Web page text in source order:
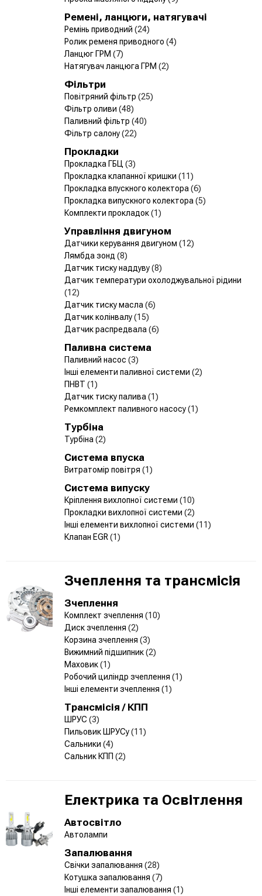
Ремені, ланцюги, натягувачі
Ремінь приводний (24)
Ролик ременя приводного (4)
Ланцюг ГРМ (7)
Натягувач ланцюга ГРМ (2)
Фільтри
Повітряний фільтр (25)
Фільтр оливи (48)
Паливний фільтр (40)
Фільтр салону(22)
Прокладки
Прокладка ГБЦ (3)
Прокладка клапанної кришки (11)
Прокладка впускного колектора (6)
Прокладка випускного колектора (5)
Комплекти прокладок(1)
Управління двигуном
Датчики керування двигуном (12)
Лямбда зонд (8)
Датчик тиску наддуву(8)
Датчик температури охолоджувальної рідини
(12)
Датчик тиску масла (6)
Датчик колінвалу(15)
Датчик распредвала (6)
Паливна система
Паливний насос (3)
Інші елементи паливної системи (2)
ПНВТ (1)
Датчик тиску палива (1)
Ремкомплект паливного насосу(1)
Турбіна
Турбіна (2)
Система впуска
Витратомір повітря (1)
Система випуску
Кріплення вихлопної системи (10)
Прокладки вихлопної системи (2)
Інші елементи вихлопної системи (11)
Клапан EGR (1)
Зчеплення та трансмісія
Зчеплення
Комплект зчеплення (10)
Диск зчеплення (2)
Корзина зчеплення (3)
Вижимний підшипник(2)
Маховик(1)
Робочий циліндр зчеплення (1)
Інші елементи зчеплення (1)
Трансмісія / КПП
ШРУС (3)
Пильовик ШРУСу(11)
Сальники (4)
Сальник КПП (2)
Електрика та Освітлення
Автосвітло
Автолампи
Запалювання
Свічки запалювання (28)
Котушка запалювання (7)
Інші елементи запалювання (1)